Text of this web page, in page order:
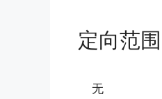
定向范围
无